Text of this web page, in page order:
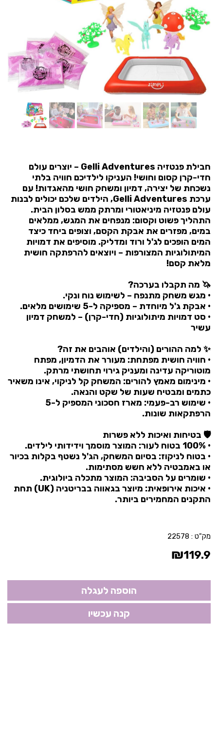
חבילת פנטזיה Gelli Adventures – יוצרים עולם
חדי-קרן קסום וחושי! העניקו לילדיכם חוויה בלתי
נשכחת של יצירה, דמיון ומשחק חושי מהאגדות! עם
ערכת Gelli Adventures, הילדים שלכם יכולים לבנות
עולם פנטזיה מיניאטורי ומרתק ממש בסלון הבית.
התהליך פשוט וקסום: מנפחים את המגש, ממלאים
במים, מפזרים את אבקת הקסם, וצופים ביחד כיצד
המים הופכים לג'ל ורוד ומדליק. מוסיפים את דמויות
המיתולוגיות המצורפות – ויוצאים להרפתקה חושית
מלאת קסם!
🦄 מה תקבלו בערכה?
• מגש משחק מתנפח – לשימוש נוח ונקי.
• אבקת ג'ל מיוחדת – מספיקה ל-5 שימושים מלאים.
• סט דמויות מיתולוגיות (חדי-קרן) – למשחק דמיון
עשיר
✨ למה ההורים (והילדים) אוהבים את זה?
• חוויה חושית מפתחת: מעורר את הדמיון, מפתח
מוטוריקה עדינה ומעניק גירוי תחושתי מרתק.
• מינימום מאמץ להורים: המשחק קל לניקוי, אינו משאיר
כתמים ומבטיח שעות של שקט והנאה.
• שימוש רב-פעמי: מארז חסכוני המספיק ל-5
הרפתקאות שונות.
🛡️ בטיחות ואיכות ללא פשרות
• 100% בטוח לעור: המוצר מוסמך וידידותי לילדים.
• בטוח לניקוז: בסיום המשחק, הג'ל נשטף בקלות בכיור
או באמבטיה ללא חשש מסתימות.
• שומרים על הסביבה: המוצר מתכלה ביולוגית.
• איכות אירופאית: מיוצר בגאווה בבריטניה (UK) תחת
התקנים המחמירים ביותר.
מק"ט : 22578
₪119.9